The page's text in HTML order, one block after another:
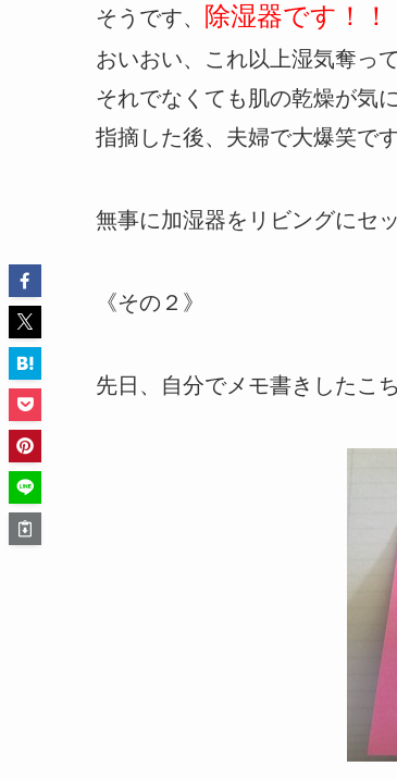
そうです、 除湿器です！！
おいおい、これ以上湿気奪っ
それでなくても肌の乾燥が気
指摘した後、夫婦で大爆笑です
無事に加湿器をリビングにセ
《その２》
先日、自分でメモ書きしたこち